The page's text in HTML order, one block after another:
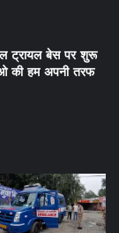
बेस पर शुरू
की हम अपनी तरफ